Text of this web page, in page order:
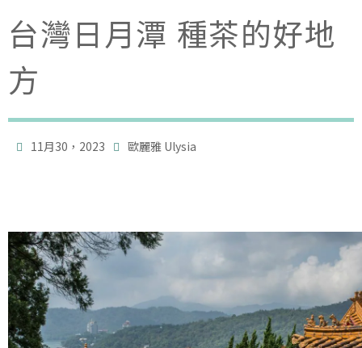
台灣日月潭 種茶的好地
方
 11月30，2023  歐麗雅 Ulysia